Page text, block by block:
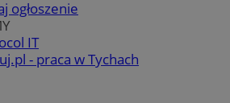
ogłoszenie
IT
- praca w Tychach